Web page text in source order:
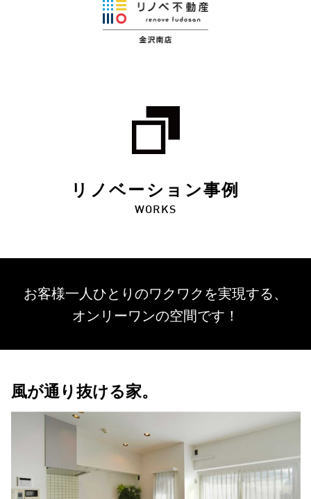
リノベーション事例
WORKS
お客様一人ひとりのワクワクを実現する、
オンリーワンの空間です！
風が通り抜ける家。